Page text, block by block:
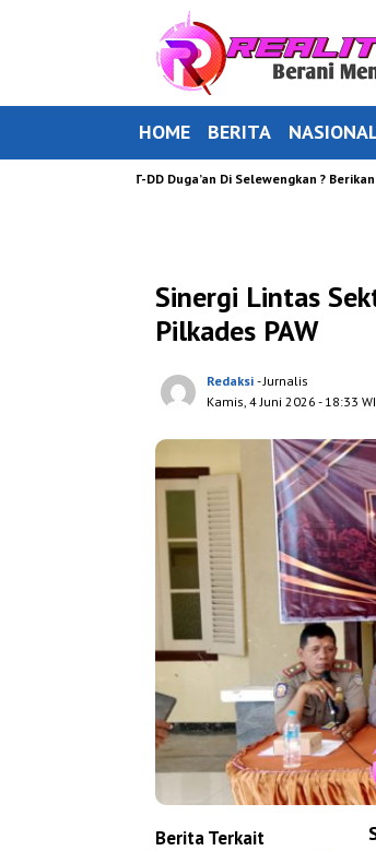
HOME BERITA
87 BLT-DD Duga’an Di Selewengkan ? Berikan Buktinya.
Sinergi Lintas
Pilkades PAW
Redaksi - Jurnalis
Kamis, 4 Juni 2026 - 18:33
Berita Terkait